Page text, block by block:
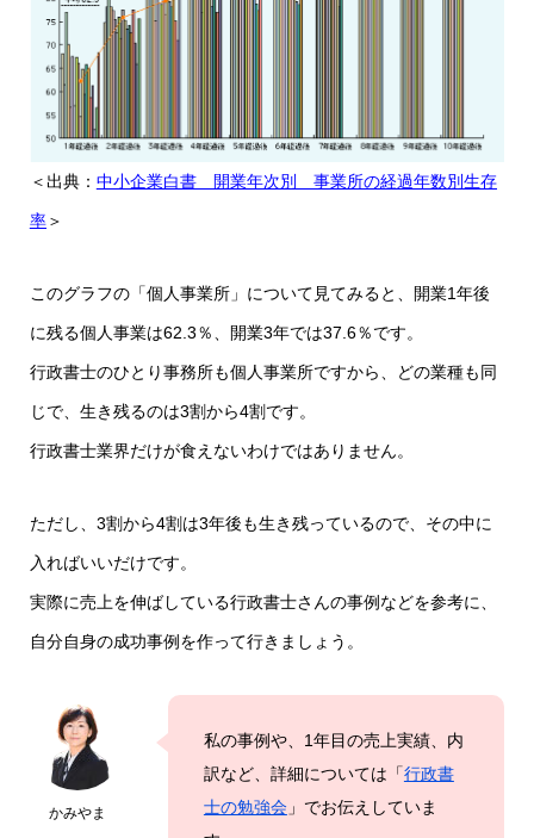
＜出典： 中小企業白書 開業年次別 事業所の経過年数別生存
率＞
このグラフの「個人事業所」について見てみると、開業1年後
に残る個人事業は62.3％、開業3年では37.6％です。
行政書士のひとり事務所も個人事業所ですから、どの業種も同
じで、生き残るのは3割から4割です。
行政書士業界だけが食えないわけではありません。
ただし、3割から4割は3年後も生き残っているので、その中に
入ればいいだけです。
実際に売上を伸ばしている行政書士さんの事例などを参考に、
自分自身の成功事例を作って行きましょう。
かみやま
私の事例や、1年目の売上実績、内
訳など、詳細については「行政書
士の勉強会」でお伝えしていま